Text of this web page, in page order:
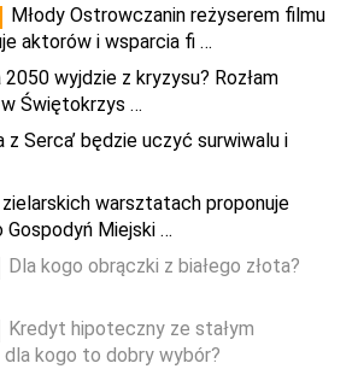
Młody Ostrowczanin reżyserem filmu
aktorów i wsparcia fi …
wyjdzie z kryzysu? Rozłam
Świętokrzys …
z Serca’ będzie uczyć surwiwalu i
zielarskich warsztatach proponuje
Gospodyń Miejski …
Dla kogo obrączki z białego złota?
Kredyt hipoteczny ze stałym
kogo to dobry wybór?